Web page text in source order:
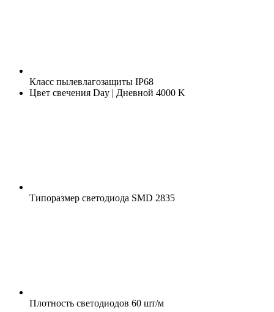
Класс пылевлагозащиты IP68
Цвет свечения Day | Дневной 4000 K
Типоразмер светодиода SMD 2835
Плотность светодиодов 60 шт/м